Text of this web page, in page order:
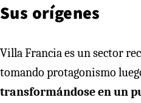
Sus orígenes
Villa Francia es un sector
tomando protagonismo
transformándose en un